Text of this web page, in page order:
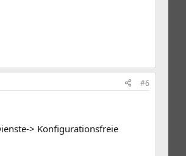
#6
> Konfigurationsfreie